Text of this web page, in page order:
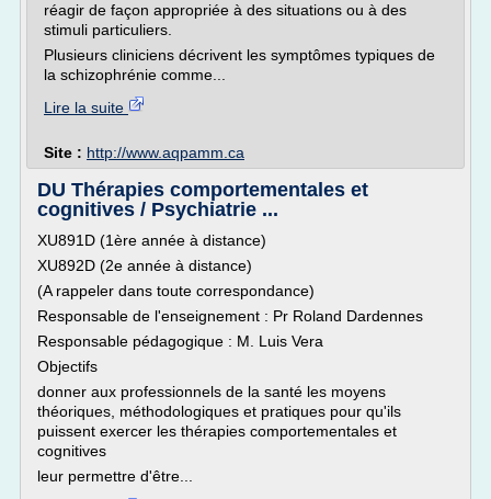
réagir de façon appropriée à des situations ou à des
stimuli particuliers.
Plusieurs cliniciens décrivent les symptômes typiques de
la schizophrénie comme...
Lire la suite
Site : http://www.aqpamm.ca
DU Thérapies comportementales et
cognitives / Psychiatrie ...
XU891D (1ère année à distance)
XU892D (2e année à distance)
(A rappeler dans toute correspondance)
Responsable de l'enseignement : Pr Roland Dardennes
Responsable pédagogique : M. Luis Vera
Objectifs
donner aux professionnels de la santé les moyens
théoriques, méthodologiques et pratiques pour qu'ils
puissent exercer les thérapies comportementales et
cognitives
leur permettre d'être...